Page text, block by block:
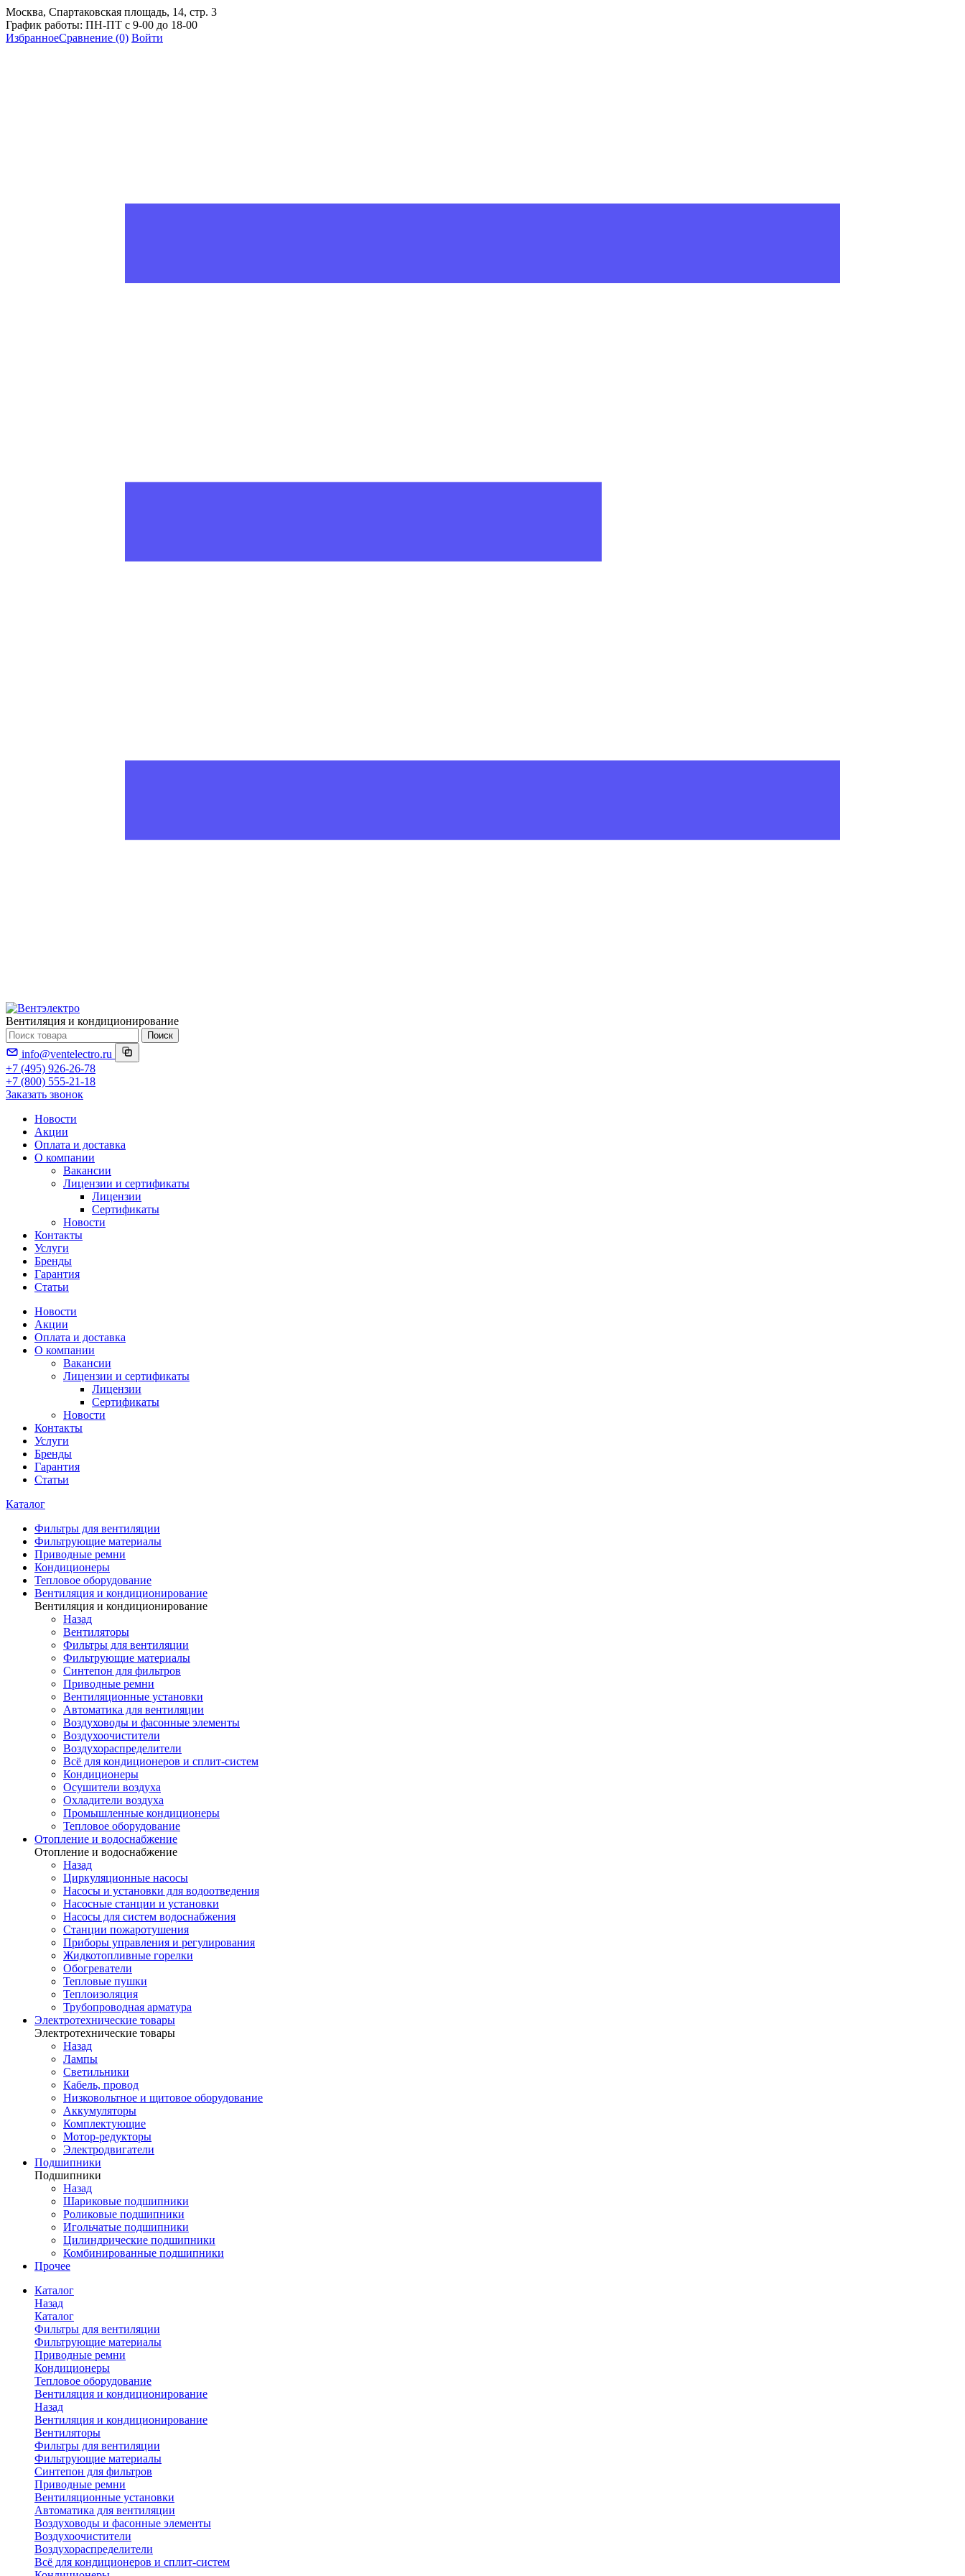
Москва, Спартаковская площадь, 14, стр. 3
График работы: ПН-ПТ с 9-00 до 18-00
ИзбранноеСравнение (0) Войти
Вентиляция и кондиционирование
Поиск
info@ventelectro.ru
+7 (495) 926-26-78
+7 (800) 555-21-18
Заказать звонок
Новости
Акции
Оплата и доставка
О компании
Вакансии
Лицензии и сертификаты
Лицензии
Сертификаты
Новости
Контакты
Услуги
Бренды
Гарантия
Статьи
Новости
Акции
Оплата и доставка
О компании
Вакансии
Лицензии и сертификаты
Лицензии
Сертификаты
Новости
Контакты
Услуги
Бренды
Гарантия
Статьи
Каталог
Фильтры для вентиляции
Фильтрующие материалы
Приводные ремни
Кондиционеры
Тепловое оборудование
Вентиляция и кондиционирование
Вентиляция и кондиционирование
Назад
Вентиляторы
Фильтры для вентиляции
Фильтрующие материалы
Синтепон для фильтров
Приводные ремни
Вентиляционные установки
Автоматика для вентиляции
Воздуховоды и фасонные элементы
Воздухоочистители
Воздухораспределители
Всё для кондиционеров и сплит-систем
Кондиционеры
Осушители воздуха
Охладители воздуха
Промышленные кондиционеры
Тепловое оборудование
Отопление и водоснабжение
Отопление и водоснабжение
Назад
Циркуляционные насосы
Насосы и установки для водоотведения
Насосные станции и установки
Насосы для систем водоснабжения
Станции пожаротушения
Приборы управления и регулирования
Жидкотопливные горелки
Обогреватели
Тепловые пушки
Теплоизоляция
Трубопроводная арматура
Электротехнические товары
Электротехнические товары
Назад
Лампы
Светильники
Кабель, провод
Низковольтное и щитовое оборудование
Аккумуляторы
Комплектующие
Мотор-редукторы
Электродвигатели
Подшипники
Подшипники
Назад
Шариковые подшипники
Роликовые подшипники
Игольчатые подшипники
Цилиндрические подшипники
Комбинированные подшипники
Прочее
Каталог
Назад
Каталог
Фильтры для вентиляции
Фильтрующие материалы
Приводные ремни
Кондиционеры
Тепловое оборудование
Вентиляция и кондиционирование
Назад
Вентиляция и кондиционирование
Вентиляторы
Фильтры для вентиляции
Фильтрующие материалы
Синтепон для фильтров
Приводные ремни
Вентиляционные установки
Автоматика для вентиляции
Воздуховоды и фасонные элементы
Воздухоочистители
Воздухораспределители
Всё для кондиционеров и сплит-систем